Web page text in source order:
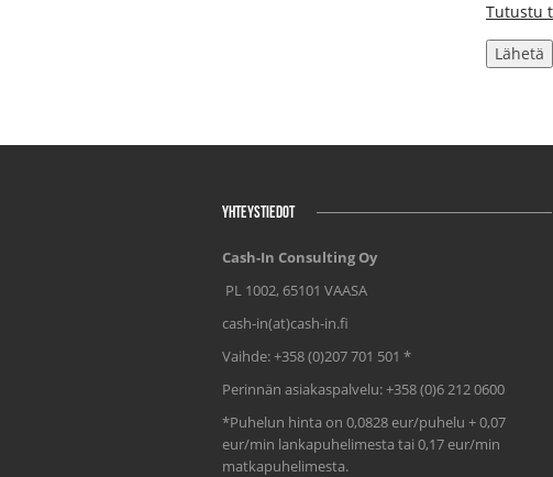
Tutustu
YHTEYSTIEDOT
Cash-In Consulting Oy
PL 1002, 65101 VAASA
cash-in(at)cash-in.fi
Vaihde: +358 (0)207 701 501 *
Perinnän asiakaspalvelu: +358 (0)6 212 0600
*Puhelun hinta on 0,0828 eur/puhelu + 0,07
eur/min lankapuhelimesta tai 0,17 eur/min
matkapuhelimesta.